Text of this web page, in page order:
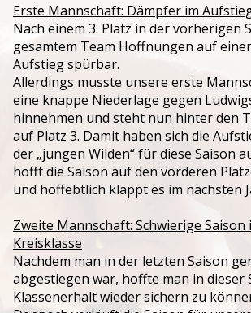
Berichte
Jugendtraining
Erste Mannschaft: Dämpfer im
Nach einem 3. Platz in der vorherigen
gesamtem Team Hoffnungen auf
Aufstieg spürbar.
Allerdings musste unsere erste
eine knappe Niederlage gegen
hinnehmen und steht nun hinter den
auf Platz 3. Damit haben sich die
der „jungen Wilden“ für diese Saison
hofft die Saison auf den vorderen
und hoffebtlich klappt es im nächsten
Zweite Mannschaft: Schwierige Saison
Kreisklasse
Nachdem man in der letzten Saison
abgestiegen war, hoffte man in dieser
Klassenerhalt wieder sichern zu